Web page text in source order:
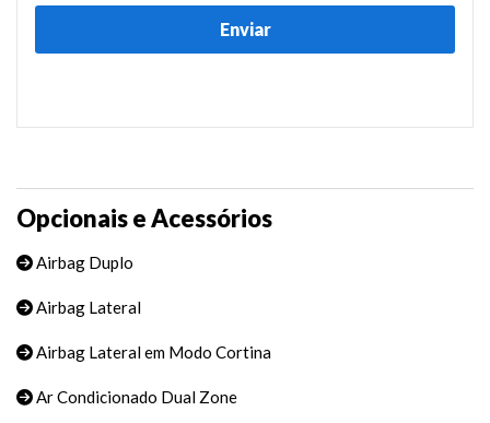
Opcionais e Acessórios
Airbag Duplo
Airbag Lateral
Airbag Lateral em Modo Cortina
Ar Condicionado Dual Zone